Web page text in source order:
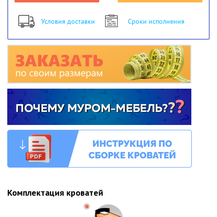
Условия доставки Сроки исполнения
Комплектация кроватей